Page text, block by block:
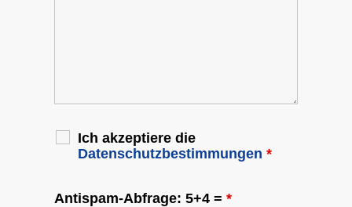
Ich akzeptiere die
Datenschutzbestimmungen *
Antispam-Abfrage: 5+4 =*